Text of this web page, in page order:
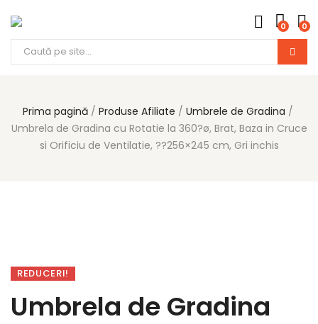
0 0
Prima pagină Produse Afiliate
Umbrele de Gradina
Umbrela de Gradina cu Rotatie la 360?ø, Brat, Baza in Cruce
si Orificiu de Ventilatie, ??256×245 cm, Gri inchis
REDUCERI!
Umbrela de Gradina